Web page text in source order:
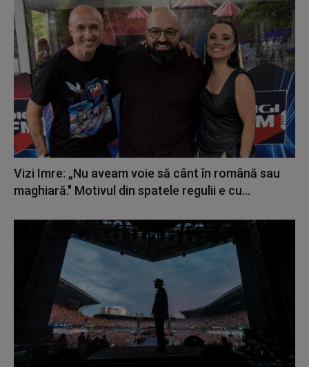
Vizi Imre: „Nu aveam voie să cânt în română sau
maghiară." Motivul din spatele regulii e cu...